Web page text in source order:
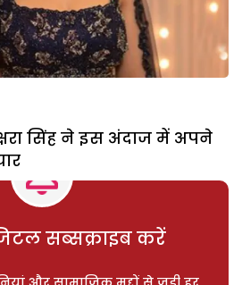
सिंह ने इस अंदाज में अपने
सब्सक्राइब करें